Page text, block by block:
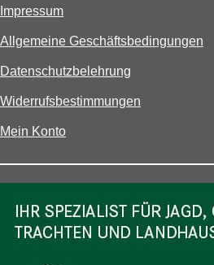
Impressum
Allgemeine Geschäftsbedingungen
Datenschutzbelehrung
Widerrufsbestimmungen
Mein Konto